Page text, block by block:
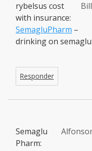
rybelsus cost
with insurance:
SemagluPharm –
drinking on
Responder
Semaglu
Pharm: